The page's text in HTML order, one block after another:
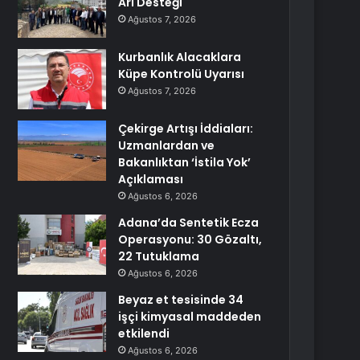
Ağustos 7, 2026
Kurbanlık Alacaklara
Küpe Kontrolü Uyarısı
Ağustos 7, 2026
Çekirge Artışı İddiaları:
Uzmanlardan ve
Bakanlıktan ‘İstila Yok’
Açıklaması
Ağustos 6, 2026
Adana’da Sentetik Ecza
Operasyonu: 30 Gözaltı,
22 Tutuklama
Ağustos 6, 2026
Beyaz et tesisinde 34
işçi kimyasal maddeden
etkilendi
Ağustos 6, 2026